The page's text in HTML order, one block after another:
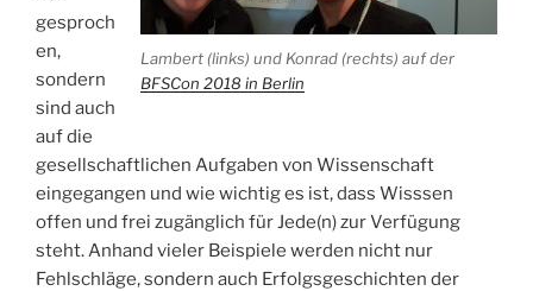
Lambert (links) und Konrad (rechts) auf der
BFSCon 2018 in Berlin
gesproch
en,
sondern
sind auch
auf die
gesellschaftlichen Aufgaben von Wissenschaft
eingegangen und wie wichtig es ist, dass Wisssen
offen und frei zugänglich für Jede(n) zur Verfügung
steht. Anhand vieler Beispiele werden nicht nur
Fehlschläge, sondern auch Erfolgsgeschichten der